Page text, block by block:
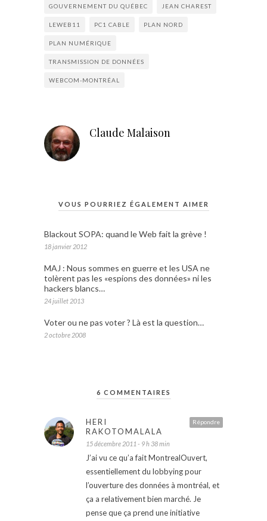
GOUVERNEMENT DU QUÉBEC JEAN CHAREST
LEWEB11 PC1 CABLE PLAN NORD
PLAN NUMÉRIQUE
TRANSMISSION DE DONNÉES
WEBCOM-MONTRÉAL
Claude Malaison
VOUS POURRIEZ ÉGALEMENT AIMER
Blackout SOPA: quand le Web fait la grève !
18 janvier 2012
MAJ : Nous sommes en guerre et les USA ne
tolèrent pas les «espions des données» ni les
hackers blancs…
24 juillet 2013
Voter ou ne pas voter ? Là est la question…
2 octobre 2008
6 COMMENTAIRES
Répondre
HERI
RAKOTOMALALA
15 décembre 2011 - 9 h 38 min
J’ai vu ce qu’a fait MontrealOuvert,
essentiellement du lobbying pour
l’ouverture des données à montréal, et
ça a relativement bien marché. Je
pense que ça prend une initiative